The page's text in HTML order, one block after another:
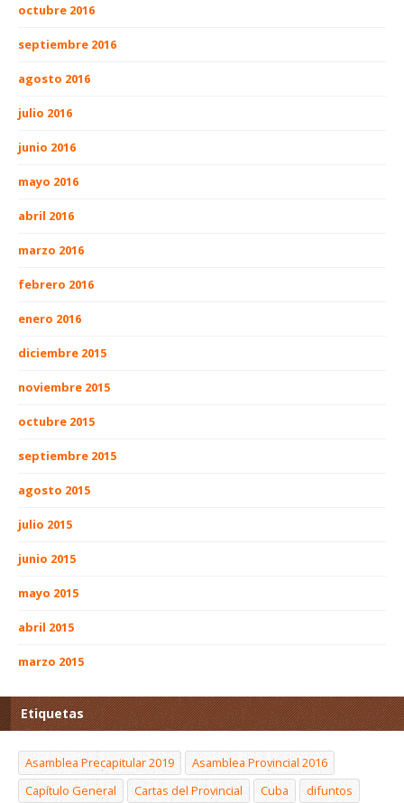
octubre 2016
septiembre 2016
agosto 2016
julio 2016
junio 2016
mayo 2016
abril 2016
marzo 2016
febrero 2016
enero 2016
diciembre 2015
noviembre 2015
octubre 2015
septiembre 2015
agosto 2015
julio 2015
junio 2015
mayo 2015
abril 2015
marzo 2015
Etiquetas
Asamblea Precapitular 2019
Asamblea Provincial 2016
Capítulo General
Cartas del Provincial Cuba
difuntos